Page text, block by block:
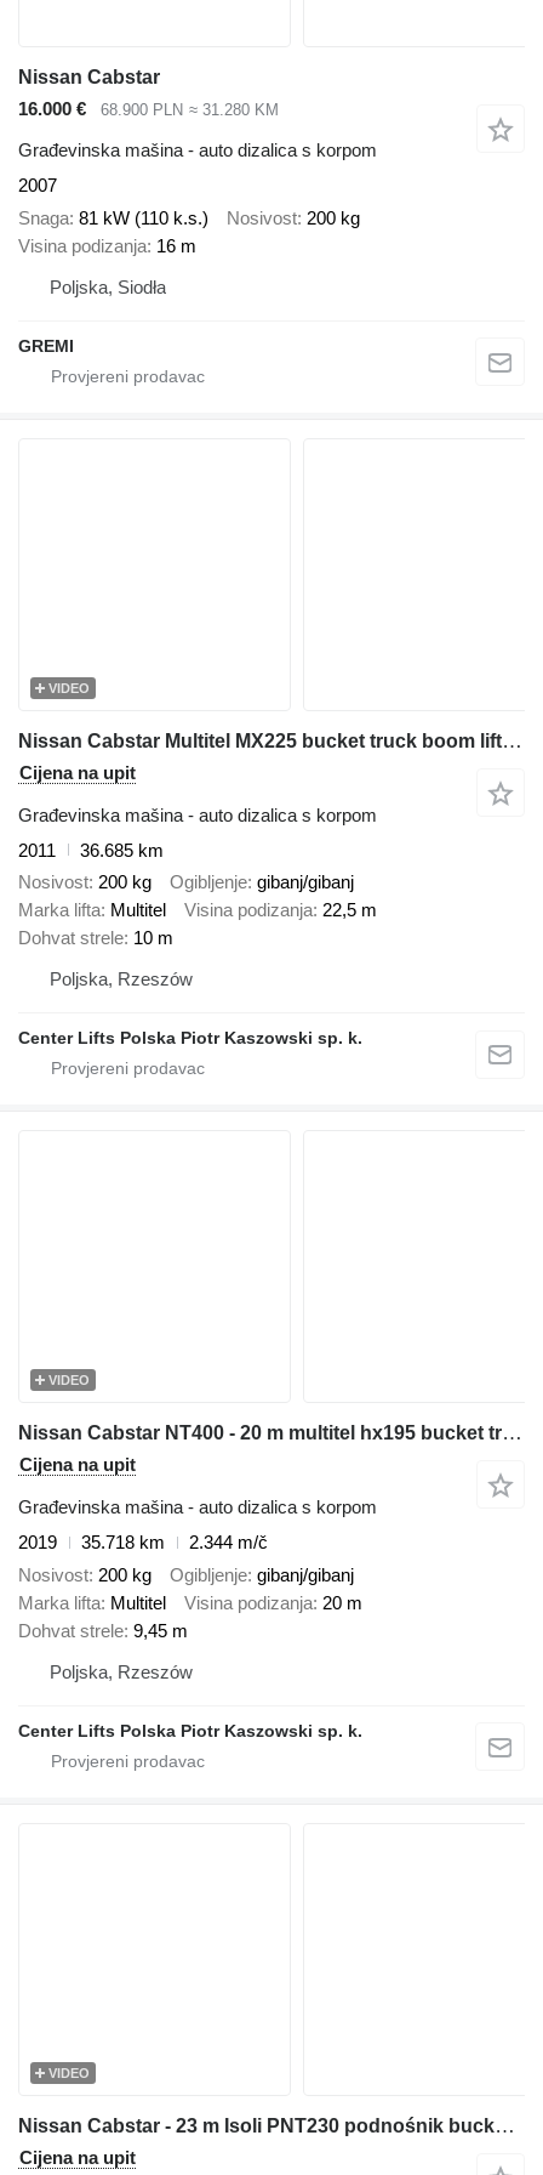
Nissan Cabstar
16.000 €
68.900 PLN ≈ 31.280 KM
Građevinska mašina - auto dizalica s korpom
2007
Snaga 81 kW (110 k.s.) Nosivost 200 kg
Visina podizanja 16 m
Poljska, Siodła
GREMI
VIDEO
Nissan Cabstar Multitel MX225 bucket truck boom lift zwyżka
Cijena na upit
Građevinska mašina - auto dizalica s korpom
2011
36.685 km
Nosivost 200 kg Ogibljenje gibanj/gibanj
Marka lifta Multitel Visina podizanja 22,5 m
Dohvat strele 10 m
Poljska, Rzeszów
Center Lifts Polska Piotr Kaszowski sp. k.
VIDEO
Nissan Cabstar NT400 - 20 m multitel hx195 bucket truck boom lift zwyżk
Cijena na upit
Građevinska mašina - auto dizalica s korpom
2019
35.718 km
2.344 m/č
Nosivost 200 kg Ogibljenje gibanj/gibanj
Marka lifta Multitel Visina podizanja 20 m
Dohvat strele 9,45 m
Poljska, Rzeszów
Center Lifts Polska Piotr Kaszowski sp. k.
VIDEO
Nissan Cabstar - 23 m Isoli PNT230 podnośnik bucket truck boom lift
Cijena na upit